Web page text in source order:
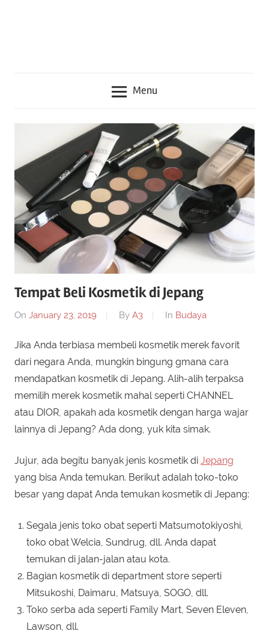
Menu
Tempat Beli Kosmetik di Jepang
On January 23, 2019 By A3 In Budaya
Jika Anda terbiasa membeli kosmetik merek favorit
dari negara Anda, mungkin bingung gmana cara
mendapatkan kosmetik di Jepang. Alih-alih terpaksa
memilih merek kosmetik mahal seperti CHANNEL
atau DIOR, apakah ada kosmetik dengan harga wajar
lainnya di Jepang? Ada dong, yuk kita simak.
Jujur, ada begitu banyak jenis kosmetik di Jepang
yang bisa Anda temukan. Berikut adalah toko-toko
besar yang dapat Anda temukan kosmetik di Jepang:
Segala jenis toko obat seperti Matsumotokiyoshi,
toko obat Welcia, Sundrug, dll. Anda dapat
temukan di jalan-jalan atau kota.
Bagian kosmetik di department store seperti
Mitsukoshi, Daimaru, Matsuya, SOGO, dll.
Toko serba ada seperti Family Mart, Seven Eleven,
Lawson, dll.